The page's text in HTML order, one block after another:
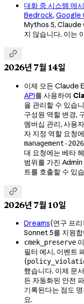
대화 중 시스템 메
Bedrock, Google
Mythos 5, Claude
지 않습니다. 이는

2026년 7월 14일
이제 모든 Claude
API를 사용하여
을 관리할 수 있습
구성원 역할 변경,
멤버십 관리, 사용
자 지정 역할 요청
management-
대 요청에는 베타
범위를 가진
트를 호출할 수 있

2026년 7월 10일
Dreams(연구 프
Sonnet 5를 지원합
cmek_preserve
필터 예시, 이벤트
(
했습니다. 이제 문
든 자동화된 안전
기록된다는 점도
요.